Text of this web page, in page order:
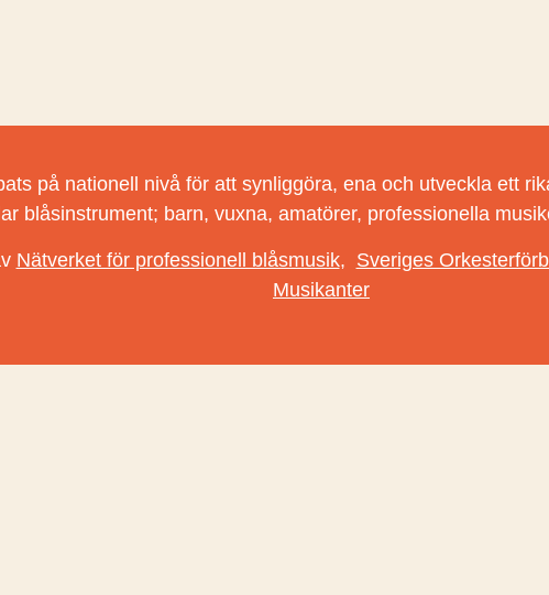
på nationell nivå för att synliggöra, ena och utveckla ett
blåsinstrument; barn, vuxna, amatörer, professionella
Nätverket för professionell blåsmusik, Sveriges
Musikanter